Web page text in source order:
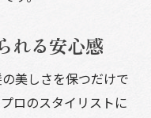
れる安心感
美しさを保つだけで
ロのスタイリストに